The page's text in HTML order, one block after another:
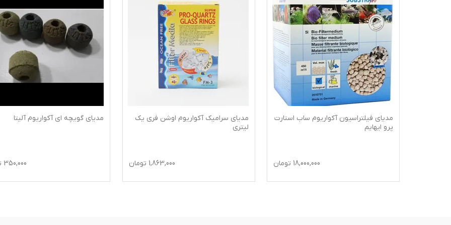
مدیای فیلتراسیون آکواریوم ساب استارت
پرو ایهایم
18,000,000 تومان
مدیای سرامیک آکواریوم اوشن فری یک
لیتری
1,863,000 تومان
مدیای گویچه ای آکواریوم آلیتا
350,000